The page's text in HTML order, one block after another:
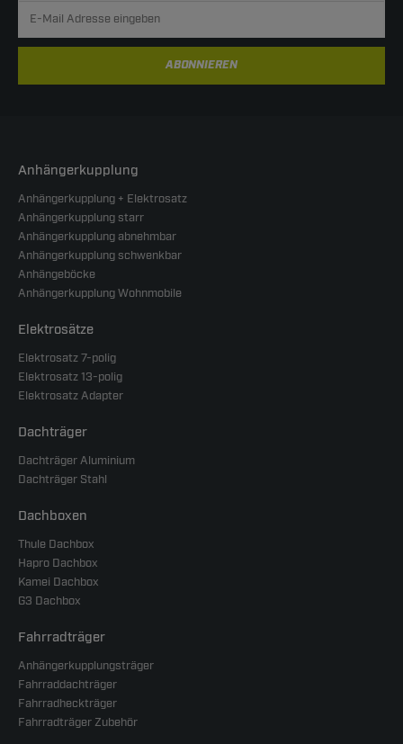
ABONNIEREN
Anhängerkupplung
Anhängerkupplung + Elektrosatz
Anhängerkupplung starr
Anhängerkupplung abnehmbar
Anhängerkupplung schwenkbar
Anhängeböcke
Anhängerkupplung Wohnmobile
Elektrosätze
Elektrosatz 7-polig
Elektrosatz 13-polig
Elektrosatz Adapter
Dachträger
Dachträger Aluminium
Dachträger Stahl
Dachboxen
Thule Dachbox
Hapro Dachbox
Kamei Dachbox
G3 Dachbox
Fahrradträger
Anhängerkupplungsträger
Fahrraddachträger
Fahrradheckträger
Fahrradträger Zubehör